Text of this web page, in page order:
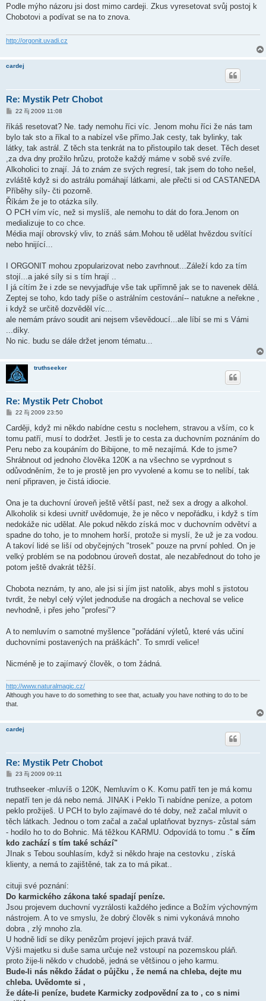
í
p
e
Podle mýho názoru jsi dost mimo cardeji. Zkus vyresetovat svůj postoj k
Chobotovi a podívat se na to znova.
http://orgonit.uvadi.cz
cardej
Re: Mystik Petr Chobot
P
í
p
ě
e
k
22 říj 2009 11:08
říkáš resetovat? Ne. tady nemohu říci víc. Jenom mohu říci že nás tam
bylo tak sto a říkal to a nabízel vše přímo.Jak cesty, tak bylinky, tak
látky, tak astrál. Z těch sta tenkrát na to přistoupilo tak deset. Těch deset
,za dva dny prožilo hrůzu, protože každý máme v sobě své zvíře.
Alkoholici to znají. Já to znám ze svých regresí, tak jsem do toho nešel,
zvláště když si do astrálu pomáhají látkami, ale přečti si od CASTANEDA
Příběhy síly- čti pozorně.
Říkám že je to otázka síly.
O PCH vím víc, než si myslíš, ale nemohu to dát do fora.Jenom on
medializuje to co chce.
Média mají obrovský vliv, to znáš sám.Mohou tě udělat hvězdou svítící
nebo hnijící...
I ORGONIT mohou zpopularizovat nebo zavrhnout...Záleží kdo za tím
stojí...a jaké síly si s tím hrají ..
I já cítím že i zde se nevyjadřuje vše tak upřímně jak se to navenek dělá.
Zeptej se toho, kdo tady píše o astrálním cestování-- natukne a neřekne ,
i když se určitě dozvěděl víc...
ale nemám právo soudit ani nejsem vševědoucí...ale líbí se mi s Vámi
...díky.
No nic. budu se dále držet jenom tématu...
truthseeker
Re: Mystik Petr Chobot
P
í
p
ě
e
k
22 říj 2009 23:50
Carději, když mi někdo nabídne cestu s noclehem, stravou a vším, co k
tomu patří, musí to dodržet. Jestli je to cesta za duchovním poznáním do
Peru nebo za koupáním do Bibijone, to mě nezajímá. Kde to jsme?
Shrábnout od jednoho člověka 120K a na všechno se vyprdnout s
odůvodněním, že to je prostě jen pro vyvolené a komu se to nelíbí, tak
není připraven, je čistá idiocie.
Ona je ta duchovní úroveň ještě větší past, než sex a drogy a alkohol.
Alkoholik si kdesi uvnitř uvědomuje, že je něco v nepořádku, i když s tím
nedokáže nic udělat. Ale pokud někdo získá moc v duchovním odvětví a
spadne do toho, je to mnohem horší, protože si myslí, že už je za vodou.
A takoví lidé se liší od obyčejných "trosek" pouze na první pohled. On je
velký problém se na podobnou úroveň dostat, ale nezabřednout do toho je
potom ještě dvakrát těžší.
Chobota neznám, ty ano, ale jsi si jím jist natolik, abys mohl s jistotou
tvrdit, že nebyl celý výlet jednoduše na drogách a nechoval se velice
nevhodně, i přes jeho "profesi"?
A to nemluvím o samotné myšlence "pořádání výletů, které vás učiní
duchovními postavených na práškách". To smrdí velice!
Nicméně je to zajímavý člověk, o tom žádná.
http://www.naturalmagic.cz/
Although you have to do something to see that, actually you have nothing to do to be
that.
cardej
Re: Mystik Petr Chobot
P
í
p
ě
e
k
23 říj 2009 09:11
truthseeker -mluvíš o 120K, Nemluvím o K. Komu patří ten je má komu
nepatří ten je dá nebo nemá. JINAK i Peklo Ti nabídne peníze, a potom
peklo prožiješ. U PCH to bylo zajímavé do té doby, než začal mluvit o
těch látkach. Jednou o tom začal a začal uplatňovat byznys- zůstal sám
- hodilo ho to do Bohnic. Má těžkou KARMU. Odpovídá to tomu ." s čím
kdo zachází s tím také schází"
JInak s Tebou souhlasím, když si někdo hraje na cestovku , získá
klienty, a nemá to zajištěné, tak za to má pikat..
cituji své poznání:
Do karmického zákona také spadají peníze.
Jsou projevem duchovní vyzrálosti každého jedince a Božím výchovným
nástrojem. A to ve smyslu, že dobrý člověk s nimi vykonává mnoho
dobra , zlý mnoho zla.
U hodně lidí se díky penězům projeví jejich pravá tvář.
Výši majetku si duše sama určuje než vstoupí na pozemskou pláň.
proto žije-li někdo v chudobě, jedná se většinou o jeho karmu.
Bude-li nás někdo žádat o půjčku , že nemá na chleba, dejte mu
chleba. Uvědomte si ,
že dáte-li peníze, budete Karmicky zodpovědní za to , co s nimi